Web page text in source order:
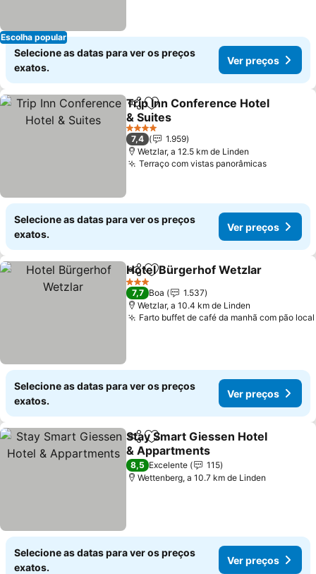
Escolha popular
Selecione as datas para ver os preços
exatos.
Ver preços
PartilharAdicionar aos favoritos
Trip Inn Conference Hotel
& Suites
Ver preços
4 Estrelas
7,4
1.959
Wetzlar, a 12.5 km de Linden
Terraço com vistas panorâmicasVer
Selecione as datas para ver os preços
exatos.
Ver preços
PartilharAdicionar aos favoritos
Hotel Bürgerhof Wetzlar
3 Estrelas
7,7 Boa
1.537
Wetzlar, a 10.4 km de Linden
Farto buffet de café da manhã com pão local
Selecione as datas para ver os preços
exatos.
Ver preços
PartilharAdicionar aos favoritos
Stay Smart Giessen Hotel
& Appartments
Ver preços
8,5 Excelente
115
Wettenberg, a 10.7 km de Linden
Selecione as datas para ver os preços
exatos.
Ver preços